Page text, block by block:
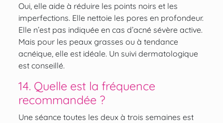
Oui, elle aide à réduire les points noirs et les
imperfections. Elle nettoie les pores en profondeur.
Elle n’est pas indiquée en cas d’acné sévère active.
Mais pour les peaux grasses ou à tendance
acnéique, elle est idéale. Un suivi dermatologique
est conseillé.
14. Quelle est la fréquence
recommandée ?
Une séance toutes les deux à trois semaines est